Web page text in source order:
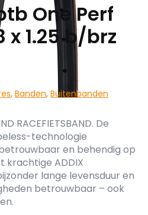
One Perf
x 1.25 b/brz
, Banden, Buitenbanden
RACEFIETSBAND. De
technologie
en behendig op
krachtige ADDIX
lange levensduur en
betrouwbaar – ook